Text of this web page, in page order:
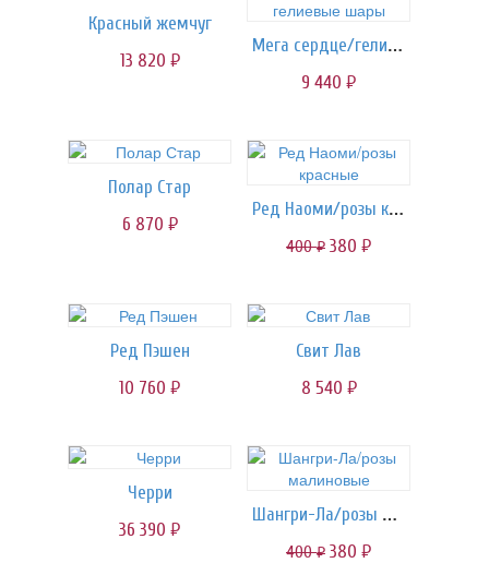
Красный жемчуг
13 820 руб.
Мега сердце/гелиевые шары
9 440 руб.
Полар Стар
6 870 руб.
Ред Наоми/розы красные
400руб. 380 руб.
Ред Пэшен
10 760 руб.
Свит Лав
8 540 руб.
Черри
36 390 руб.
Шангри-Ла/розы малиновые
400руб. 380 руб.